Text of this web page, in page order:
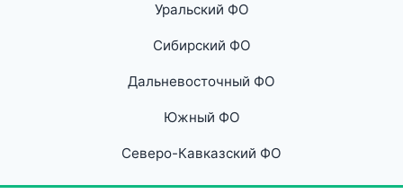
Уральский ФО
Сибирский ФО
Дальневосточный ФО
Южный ФО
Северо-Кавказский ФО